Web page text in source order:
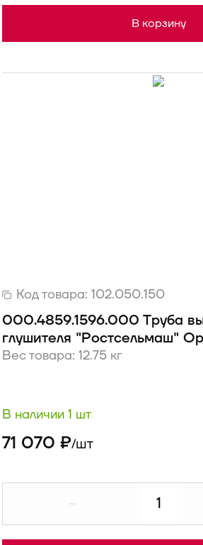
В корзину
Код товара: 102.050.150
000.4859.1596.000 Труба
глушителя "Ростсельмаш"
Вес товара: 12.75 кг
В наличии 1 шт
71 070 ₽/шт